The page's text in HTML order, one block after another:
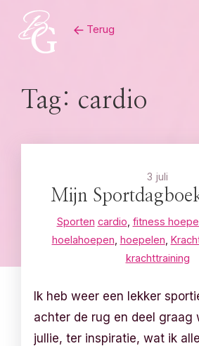
content
Terug
Tag: cardio
3 juli
Mijn
Sporten cardio fitness
hoelahoepen hoepelen
krachttraining
Ik heb weer een lekker
achter de rug en deel graag
jullie, ter inspiratie, wat ik